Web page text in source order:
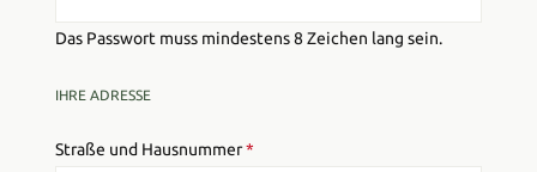
Das Passwort muss mindestens 8 Zeichen lang sein.
IHRE ADRESSE
Straße und Hausnummer*